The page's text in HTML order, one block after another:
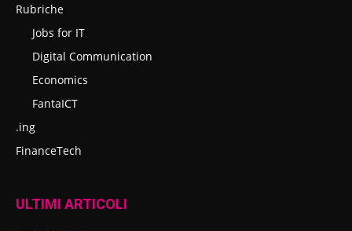
Rubriche
Jobs for IT
Digital Communication
Economics
FantaICT
.ing
FinanceTech
ULTIMI ARTICOLI